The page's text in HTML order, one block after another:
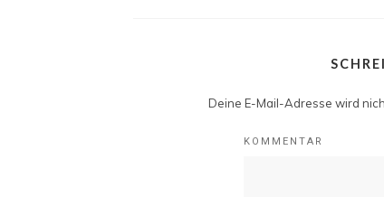
Deine E-Mail-Adresse wird
KOMMENTAR